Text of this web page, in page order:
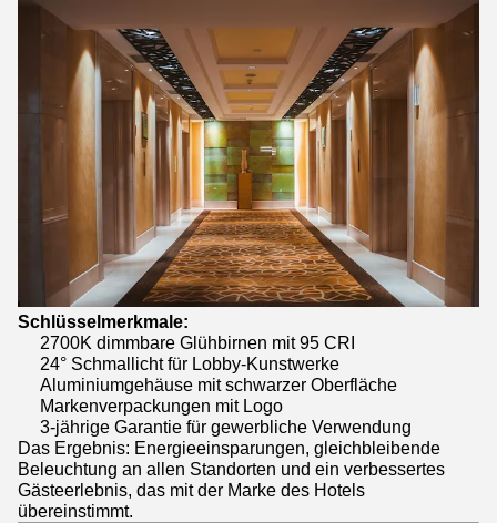
Schlüsselmerkmale:
2700K dimmbare Glühbirnen mit 95 CRI
24° Schmallicht für Lobby-Kunstwerke
Aluminiumgehäuse mit schwarzer Oberfläche
Markenverpackungen mit Logo
3-jährige Garantie für gewerbliche Verwendung
Das Ergebnis: Energieeinsparungen, gleichbleibende
Beleuchtung an allen Standorten und ein verbessertes
Gästeerlebnis, das mit der Marke des Hotels
übereinstimmt.